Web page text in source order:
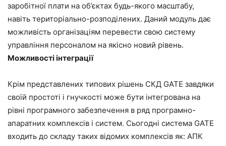
заробітної плати на об’єктах будь-якого масштабу,
навіть територіально-розподілених. Даний модуль дає
можливість організаціям перевести свою систему
управління персоналом на якісно новий рівень.
Можливості інтеграції
Крім представлених типових рішень СКД GATE завдяки
своїй простоті і гнучкості може бути інтегрована на
рівні програмного забезпечення в ряд програмно-
апаратних комплексів і систем. Сьогодні система GATE
входить до складу таких відомих комплексів як: АПК